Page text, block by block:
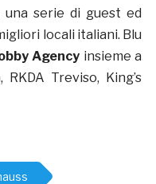
serie di guest ed
locali italiani. Blu
Agency insieme a
Treviso, King’s